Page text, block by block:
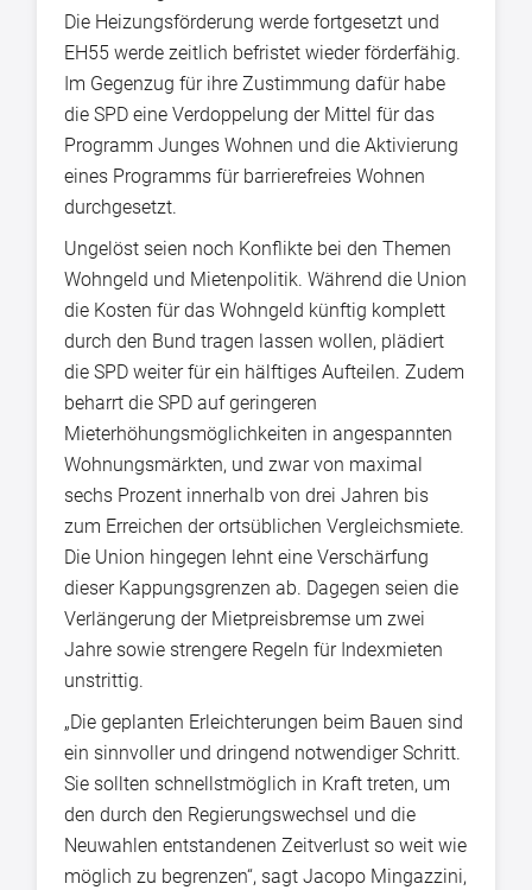
Die Heizungsförderung werde fortgesetzt und
EH55 werde zeitlich befristet wieder förderfähig.
Im Gegenzug für ihre Zustimmung dafür habe
die SPD eine Verdoppelung der Mittel für das
Programm Junges Wohnen und die Aktivierung
eines Programms für barrierefreies Wohnen
durchgesetzt.
Ungelöst seien noch Konflikte bei den Themen
Wohngeld und Mietenpolitik. Während die Union
die Kosten für das Wohngeld künftig komplett
durch den Bund tragen lassen wollen, plädiert
die SPD weiter für ein hälftiges Aufteilen. Zudem
beharrt die SPD auf geringeren
Mieterhöhungsmöglichkeiten in angespannten
Wohnungsmärkten, und zwar von maximal
sechs Prozent innerhalb von drei Jahren bis
zum Erreichen der ortsüblichen Vergleichsmiete.
Die Union hingegen lehnt eine Verschärfung
dieser Kappungsgrenzen ab. Dagegen seien die
Verlängerung der Mietpreisbremse um zwei
Jahre sowie strengere Regeln für Indexmieten
unstrittig.
„Die geplanten Erleichterungen beim Bauen sind
ein sinnvoller und dringend notwendiger Schritt.
Sie sollten schnellstmöglich in Kraft treten, um
den durch den Regierungswechsel und die
Neuwahlen entstandenen Zeitverlust so weit wie
möglich zu begrenzen“, sagt Jacopo Mingazzini,